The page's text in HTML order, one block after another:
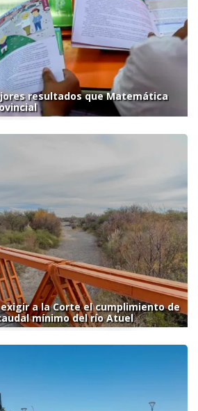
resultados que Matemática
a la Corte el cumplimiento de
mínimo del río Atuel